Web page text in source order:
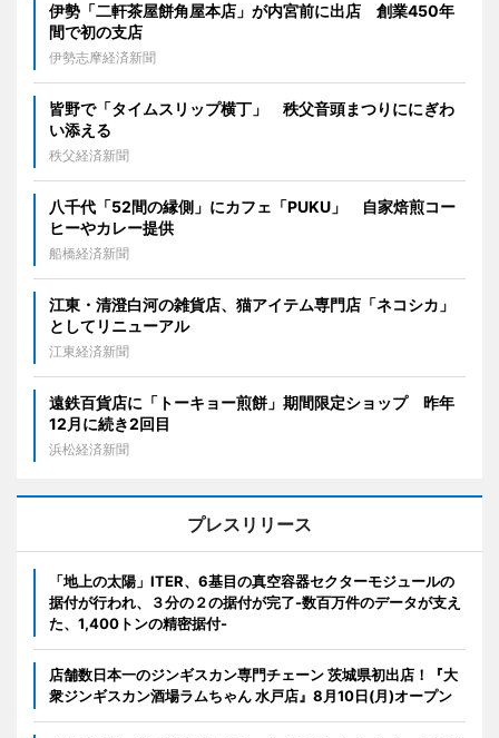
伊勢「二軒茶屋餅角屋本店」が内宮前に出店 創業450年
間で初の支店
伊勢志摩経済新聞
皆野で「タイムスリップ横丁」 秩父音頭まつりににぎわ
い添える
秩父経済新聞
八千代「52間の縁側」にカフェ「PUKU」 自家焙煎コー
ヒーやカレー提供
船橋経済新聞
江東・清澄白河の雑貨店、猫アイテム専門店「ネコシカ」
としてリニューアル
江東経済新聞
遠鉄百貨店に「トーキョー煎餅」期間限定ショップ 昨年
12月に続き2回目
浜松経済新聞
プレスリリース
「地上の太陽」ITER、6基目の真空容器セクターモジュールの
据付が行われ、３分の２の据付が完了-数百万件のデータが支え
た、1,400トンの精密据付-
店舗数日本一のジンギスカン専門チェーン 茨城県初出店！『大
衆ジンギスカン酒場ラムちゃん 水戸店』8月10日(月)オープン